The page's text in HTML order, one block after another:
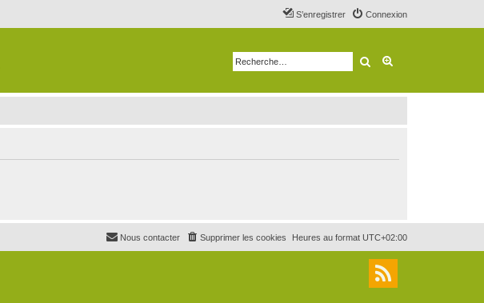
Connexion
S’enregistrer
Rechercher
Heures au format UTC+02:00
Supprimer les cookies
Nous contacter